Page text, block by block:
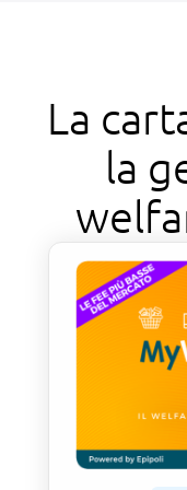
La
la